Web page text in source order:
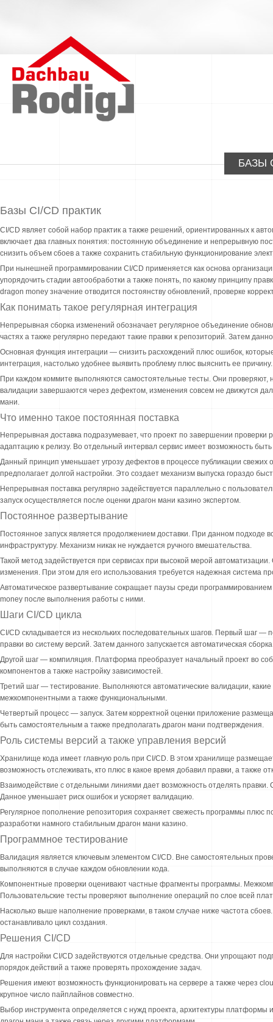
БАЗЫ
Базы CI/CD практик
CI/CD являет собой набор практик а также решений, ориентированных к
включает два главных понятия: постоянную объединение и непрерывную
снизить объем сбоев а также сохранить стабильную функционирование
При нынешней программировании CI/CD применяется как основа
упорядочить стадии автообработки а также понять, по какому принципу
dragon money значение отводится постоянству обновлений, проверке
Как понимать такое регулярная интеграция
Непрерывная сборка изменений обозначает регулярное объединение
частях а также регулярно передают такие правки к репозиторий. Затем
Основная функция интеграции — снизить расхождений плюс ошибок,
интеграция, настолько удобнее выявить проблему плюс выяснить ее причину.
При каждом коммите выполняются самостоятельные тесты. Они проверяют,
валидации завершаются через дефектом, изменения совсем не движутся
мани.
Что именно такое постоянная поставка
Непрерывная доставка подразумевает, что проект по завершении
адаптацию к релизу. Во отдельный интервал сервис имеет возможность
Данный принцип уменьшает угрозу дефектов в процессе публикации
предполагает долгой настройки. Это создает механизм выпуска гораздо
Непрерывная поставка регулярно задействуется параллельно с
запуск осуществляется после оценки драгон мани казино экспертом.
Постоянное развертывание
Постоянное запуск является продолжением доставки. При данном подходе
инфраструктуру. Механизм никак не нуждается ручного вмешательства.
Такой метод задействуется при сервисах при высокой мерой
изменения. При этом для его использования требуется надежная система
Автоматическое развертывание сокращает паузы среди
money после выполнения работы с ними.
Шаги CI/CD цикла
CI/CD складывается из нескольких последовательных шагов. Первый шаг
правки во систему версий. Затем данного запускается автоматическая
Другой шаг — компиляция. Платформа преобразует начальный проект во
компонентов а также настройку зависимостей.
Третий шаг — тестирование. Выполняются автоматические валидации,
межкомпонентными а также функциональными.
Четвертый процесс — запуск. Затем корректной оценки приложение
быть самостоятельным а также предполагать драгон мани подтверждения.
Роль системы версий а также управления версий
Хранилище кода имеет главную роль при CI/CD. В этом хранилище
возможность отслеживать, кто плюс в какое время добавил правки, а также
Взаимодействие с отдельными линиями дает возможность отделять
Данное уменьшает риск ошибок и ускоряет валидацию.
Регулярное пополнение репозитория сохраняет свежесть программы
разработки намного стабильным драгон мани казино.
Программное тестирование
Валидация является ключевым элементом CI/CD. Вне самостоятельных
выполняются в случае каждом обновлении кода.
Компонентные проверки оценивают частные фрагменты программы.
Пользовательские тесты проверяют выполнение операций по слое всей
Насколько выше наполнение проверками, в таком случае ниже частота
останавливало цикл создания.
Решения CI/CD
Для настройки CI/CD задействуются отдельные средства. Они упрощают
порядок действий а также проверять прохождение задач.
Решения имеют возможность функционировать на сервере а также через
крупное число пайплайнов совместно.
Выбор инструмента определяется с нужд проекта, архитектуры